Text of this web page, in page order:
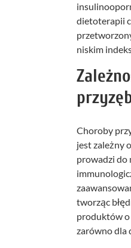
dietoterapii
niskim
Choroby
jest zależny
prowadzi do
tworząc
produktów o
zarówno dla